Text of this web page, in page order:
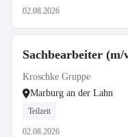
02.08.2026
Sachbearbeiter (m/
Kroschke Gruppe
Marburg an der Lahn
Teilzeit
02.08.2026